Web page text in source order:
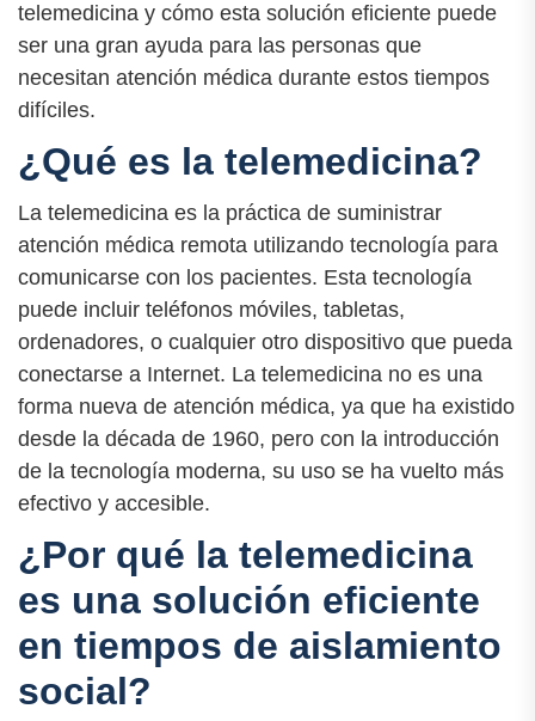
telemedicina y cómo esta solución eficiente puede
ser una gran ayuda para las personas que
necesitan atención médica durante estos tiempos
difíciles.
¿Qué es la telemedicina?
La telemedicina es la práctica de suministrar
atención médica remota utilizando tecnología para
comunicarse con los pacientes. Esta tecnología
puede incluir teléfonos móviles, tabletas,
ordenadores, o cualquier otro dispositivo que pueda
conectarse a Internet. La telemedicina no es una
forma nueva de atención médica, ya que ha existido
desde la década de 1960, pero con la introducción
de la tecnología moderna, su uso se ha vuelto más
efectivo y accesible.
¿Por qué la telemedicina
es una solución eficiente
en tiempos de aislamiento
social?